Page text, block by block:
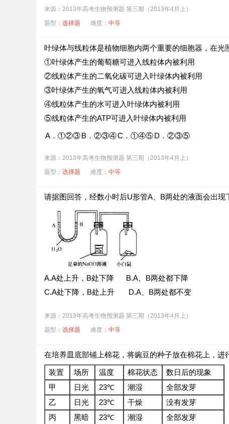
来源：2013年高考生物预测题 第三期（2013年4月上）
题型： 选择题 难度： 中等
叶绿体与线粒体是植物细胞内两个重要的细胞器，在
①叶绿体产生的葡萄糖可进入线粒体内被利用
②线粒体产生的二氧化碳可进入叶绿体内被利用
③叶绿体产生的氧气可进入线粒体内被利用
④线粒体产生的水可进入叶绿体内被利用
⑤线粒体产生的ATP可进入叶绿体内被利用
A．①②③B．②③④C．①④⑤D．②③⑤
来源：2013年高考生物预测题 第三期（2013年4月上）
题型： 选择题 难度： 中等
请据图回答，经数小时后U形管A、B两处的液面会出
A.A处上升，B处下降 B.A、B两处都下降
C.A处下降，B处上升 D.A、B两处都不变
来源：2013年高考生物预测题 第三期（2013年4月上）
题型： 选择题 难度： 中等
在培养皿底部铺上棉花，将豌豆的种子放在棉花上，
装置 场所 温度 棉花状态
数日后的现象
甲
日光 23℃ 潮湿
全部发芽
乙
日光 23℃ 干燥
没有发芽
丙
黑暗 23℃ 潮湿
全部发芽